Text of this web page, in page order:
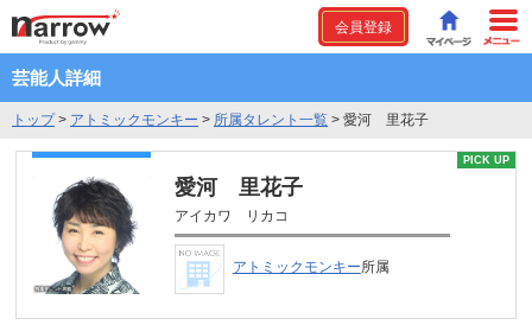
会員登録
芸能人詳細
トップ> アトミックモンキー > 所属タレント一覧 > 愛河 里花子
PICK UP
愛河 里花子
アイカワ リカコ
アトミックモンキー所属